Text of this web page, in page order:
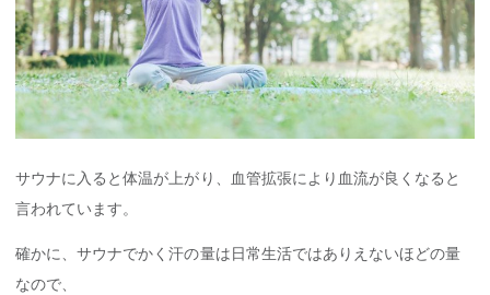
サウナに入ると体温が上がり、血管拡張により血流が良くなると
言われています。
確かに、サウナでかく汗の量は日常生活ではありえないほどの量
なので、